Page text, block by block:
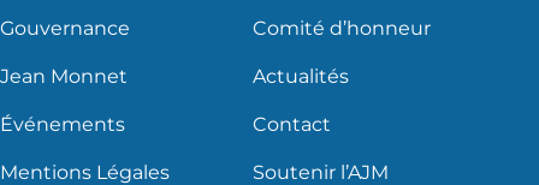
Gouvernance Comité d’honneur
Jean Monnet Actualités
Événements Contact
Mentions Légales Soutenir l’AJM